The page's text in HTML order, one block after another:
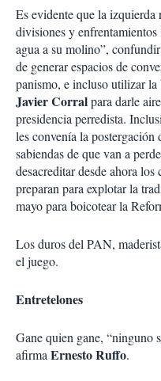
Es evidente que la izquierda
divisiones y
agua a su molino”,
de generar espacios de
panismo, e incluso utilizar
Javier Corralpara darle
presidencia perredista.
les convenía la
sabiendas de que van a
desacreditar desde ahora
preparan para explotar la
mayo para boicotear la
Los duros del PAN,
el juego.
Entretelones
Gane quien gane, “ninguno
afirma Ernesto Ruffo.